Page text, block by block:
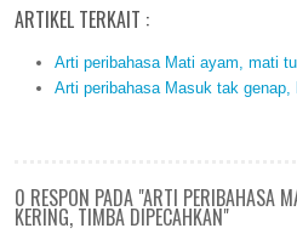
ARTIKEL TERKAIT :
Arti peribahasa Mati ayam, mati
Arti peribahasa Masuk tak genap,
0 RESPON PADA "ARTI PERIBAHASA
KERING, TIMBA DIPECAHKAN"